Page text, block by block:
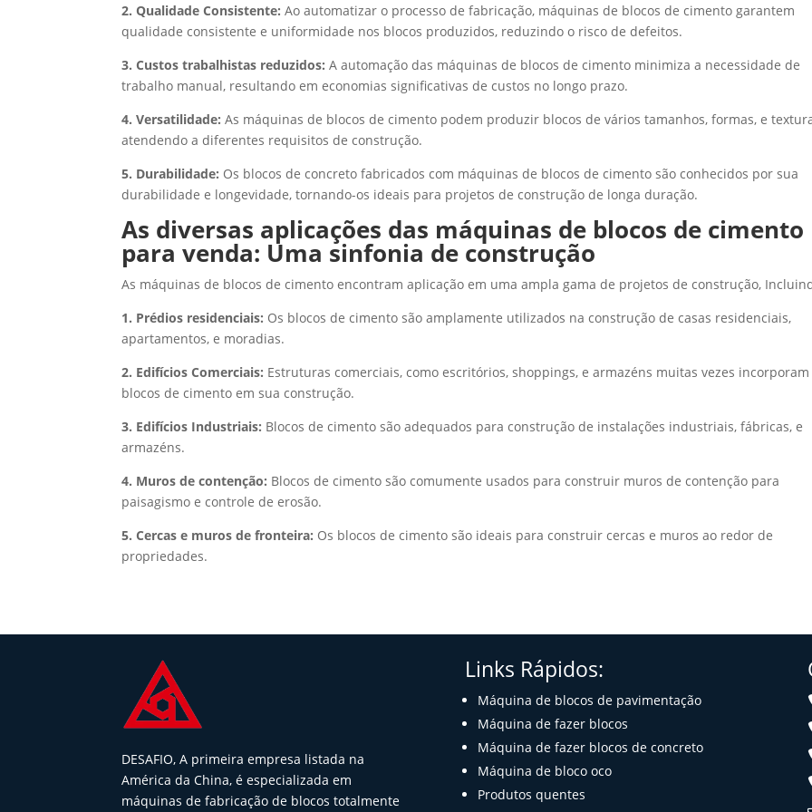
2. Qualidade Consistente: Ao automatizar o processo de fabricação, máquinas de blocos de cimento garantem
qualidade consistente e uniformidade nos blocos produzidos, reduzindo o risco de defeitos.
3. Custos trabalhistas reduzidos: A automação das máquinas de blocos de cimento minimiza a necessidade de
trabalho manual, resultando em economias significativas de custos no longo prazo.
4. Versatilidade: As máquinas de blocos de cimento podem produzir blocos de vários tamanhos, formas, e
atendendo a diferentes requisitos de construção.
5. Durabilidade: Os blocos de concreto fabricados com máquinas de blocos de cimento são conhecidos por sua
durabilidade e longevidade, tornando-os ideais para projetos de construção de longa duração.
As diversas aplicações das máquinas de blocos de cimento
para venda: Uma sinfonia de construção
As máquinas de blocos de cimento encontram aplicação em uma ampla gama de projetos de construção,
1. Prédios residenciais: Os blocos de cimento são amplamente utilizados na construção de casas residenciais,
apartamentos, e moradias.
2. Edifícios Comerciais: Estruturas comerciais, como escritórios, shoppings, e armazéns muitas vezes incorporam
blocos de cimento em sua construção.
3. Edifícios Industriais: Blocos de cimento são adequados para construção de instalações industriais, fábricas, e
armazéns.
4. Muros de contenção: Blocos de cimento são comumente usados ​​para construir muros de contenção para
paisagismo e controle de erosão.
5. Cercas e muros de fronteira: Os blocos de cimento são ideais para construir cercas e muros ao redor de
propriedades.
DESAFIO, A primeira empresa listada na
América da China, é especializada em
máquinas de fabricação de blocos totalmente
Links Rápidos:
Máquina de blocos de pavimentação
Máquina de fazer blocos
Máquina de fazer blocos de concreto
Máquina de bloco oco
Produtos quentes